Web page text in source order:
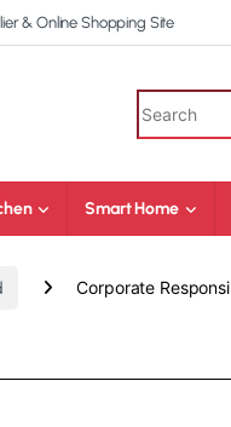
& Online Shopping Site
Smart Home
Corporate